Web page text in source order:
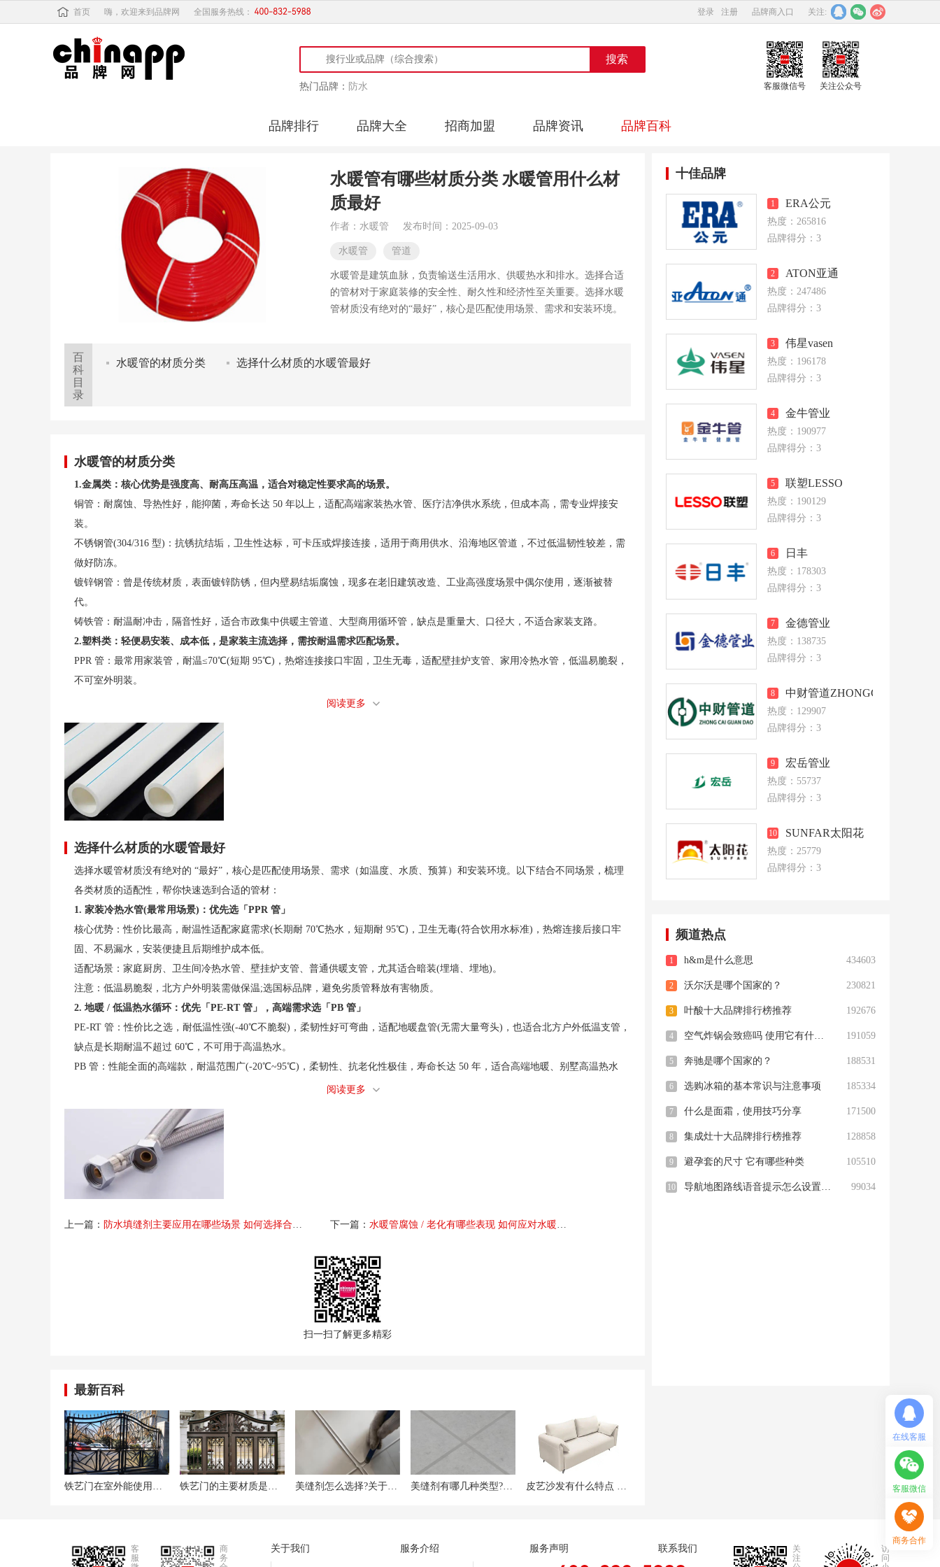
首页 嗨，欢迎来到品牌网 全国服务热线： 登录 注册 品牌商入口 关注:
热门品牌： 防水 客服微信号 关注公众号
品牌排行 品牌大全 招商加盟 品牌资讯 品牌百科
水暖管有哪些材质分类 水暖管用什么材
质最好
作者：水暖管 发布时间：2025-09-03
水暖管 管道
水暖管是建筑血脉，负责输送生活用水、供暖热水和排水。选择合适
的管材对于家庭装修的安全性、耐久性和经济性至关重要。选择水暖
管材质没有绝对的“最好”，核心是匹配使用场景、需求和安装环境。
百
科
目
录
水暖管的材质分类 选择什么材质的水暖管最好
水暖管的材质分类
1.金属类：核心优势是强度高、耐高压高温，适合对稳定性要求高的场景。
铜管：耐腐蚀、导热性好，能抑菌，寿命长达 50 年以上，适配高端家装热水管、医疗洁净供水系统，但成本高，需专业焊接安
装。
不锈钢管(304/316 型)：抗锈抗结垢，卫生性达标，可卡压或焊接连接，适用于商用供水、沿海地区管道，不过低温韧性较差，需
做好防冻。
镀锌钢管：曾是传统材质，表面镀锌防锈，但内壁易结垢腐蚀，现多在老旧建筑改造、工业高强度场景中偶尔使用，逐渐被替
代。
铸铁管：耐温耐冲击，隔音性好，适合市政集中供暖主管道、大型商用循环管，缺点是重量大、口径大，不适合家装支路。
2.塑料类：轻便易安装、成本低，是家装主流选择，需按耐温需求匹配场景。
PPR 管：最常用家装管，耐温≤70℃(短期 95℃)，热熔连接接口牢固，卫生无毒，适配壁挂炉支管、家用冷热水管，低温易脆裂，
不可室外明装。
PE-RT 管：耐低温(-40℃不脆裂)，柔韧性好可弯曲，适合地暖盘管、北方户外支管(需保温)，但耐高温性弱，不可长期用 90℃以
PB 管：性能全面，耐温 - 20℃~95℃，柔韧性极佳，寿命 50 年，适配高端地暖、高温热水管，成本高，需专用热熔工具。
PVC-U 管：仅适用于冷水管(耐温≤40℃)，成本极低，粘接安装，适合老旧房冷水管改造、临时管路，严禁用于热水，否则易变形
释放有害物质。
3.复合类：结合金属与塑料优势，平衡性能与实用性，适配中等需求场景。
铝塑复合管(PAP 管)：外层 PE + 中间铝层 + 内层 PE，耐压优于纯塑料管，卡套连接便捷，适用于明装供暖支管、家用热水管，
钢塑复合管：内层塑料(PPR/PE)+ 外层钢管，耐高压抗冲击，适配集中供暖主管道、商用工程管，重量比纯塑料管重，需螺纹或法
兰连接。
阅读更多
选择什么材质的水暖管最好
选择水暖管材质没有绝对的 “最好”，核心是匹配使用场景、需求（如温度、水质、预算）和安装环境。以下结合不同场景，梳理
各类材质的适配性，帮你快速选到合适的管材：
1. 家装冷热水管(最常用场景)：优先选「PPR 管」
核心优势：性价比最高，耐温性适配家庭需求(长期耐 70℃热水，短期耐 95℃)，卫生无毒(符合饮用水标准)，热熔连接后接口牢
固、不易漏水，安装便捷且后期维护成本低。
适配场景：家庭厨房、卫生间冷热水管、壁挂炉支管、普通供暖支管，尤其适合暗装(埋墙、埋地)。
注意：低温易脆裂，北方户外明装需做保温;选国标品牌，避免劣质管释放有害物质。
2. 地暖 / 低温热水循环：优先「PE-RT 管」，高端需求选「PB 管」
PE-RT 管：性价比之选，耐低温性强(-40℃不脆裂)，柔韧性好可弯曲，适配地暖盘管(无需大量弯头)，也适合北方户外低温支管，
缺点是长期耐温不超过 60℃，不可用于高温热水。
PB 管：性能全面的高端款，耐温范围广(-20℃~95℃)，柔韧性、抗老化性极佳，寿命长达 50 年，适合高端地暖、别墅高温热水
管，但成本高，需专用热熔工具，普通家装没必要过度追求。
不锈钢管：304 型适配普通水质，316 型耐盐雾腐蚀(适合沿海地区)，抗结垢、卫生性好，可用于家庭供水主管道或商用场景(如酒
店)，缺点是低温韧性差，安装需卡压 / 焊接，成本比 PPR 高。
铜管：耐腐蚀性更强，还能抑菌(铜离子抑制细菌滋生)，导热性好、寿命超 50 年，适合对水质要求高的家庭(如母婴家庭)、医疗
洁净供水系统，但成本高(是 PPR 的 2-3 倍)，需专业焊接，普通家装性价比低。
PVC-U 管：仅适用于冷水管(耐温≤40℃)，成本极低、安装简单(粘接)，适合老旧房冷水管临时改造、阳台 / 露台冷水支管，但严
镀锌钢管：曾是传统管材，现因内壁易结垢、腐蚀(影响水质)，仅在老旧建筑维修、工业低要求场景偶尔使用，家装已基本淘汰。
5. 商用 / 高层主管道(高承压)：选「钢塑复合管」或「铸铁管」
钢塑复合管：外层钢管保证高承压(适配高层供水 / 集中供暖主管道)，内层塑料(PPR/PE)隔绝水质与金属接触，避免锈蚀，兼顾强
度与耐腐性，适合商用工程、高层住宅主管道，缺点是比纯塑料管重，安装需配合金属配件。
铸铁管：耐温、耐冲击性强，隔音效果好，适合市政集中供暖总管道、大型商用循环管，但重量大、口径大，不适合家装支路。
阅读更多
上一篇： 防水填缝剂主要应用在哪些场景 如何选择合适的防水填缝剂 下一篇： 水暖管腐蚀 / 老化有哪些表现 如何应对水暖管的腐蚀 / 老化
扫一扫了解更多精彩
最新百科
铁艺门在室外能使用多久?铁艺门多少钱一平米 铁艺门的主要材质是什么?铁艺门该怎么保养 美缝剂怎么选择?关于美缝剂的避坑指南 美缝剂有哪几种类型?美缝剂的优缺点 皮艺沙发有什么特点 皮艺沙发和布艺沙发哪个好
十佳品牌
1 ERA公元
热度：265816
品牌得分：3
2 ATON亚通
热度：247486
品牌得分：3
3 伟星vasen
热度：196178
品牌得分：3
4 金牛管业
热度：190977
品牌得分：3
5 联塑LESSO
热度：190129
品牌得分：3
6 日丰
热度：178303
品牌得分：3
7 金德管业
热度：138735
品牌得分：3
8 中财管道ZHONGCAI
热度：129907
品牌得分：3
9 宏岳管业
热度：55737
品牌得分：3
10 SUNFAR太阳花
热度：25779
品牌得分：3
频道热点
1 h&m是什么意思 434603
2 沃尔沃是哪个国家的？ 230821
3 叶酸十大品牌排行榜推荐 192676
4 空气炸锅会致癌吗 使用它有什么危害 191059
5 奔驰是哪个国家的？ 188531
6 选购冰箱的基本常识与注意事项 185334
7 什么是面霜，使用技巧分享 171500
8 集成灶十大品牌排行榜推荐 128858
9 避孕套的尺寸 它有哪些种类 105510
10 导航地图路线语音提示怎么设置自己声音 该如何设置路线 99034
客
服
商
务
关于我们 服务介绍 服务声明 联系我们
关
注
访
问
在线客服
客服微信
商务合作